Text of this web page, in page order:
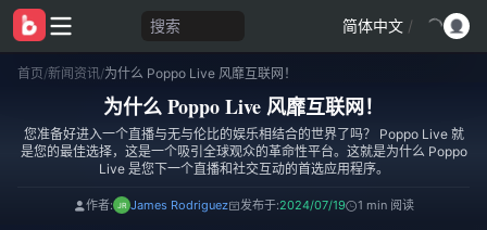
搜索 简体中文 /
首页/新闻资讯/为什么 Poppo Live 风靡互联网！
为什么 Poppo Live 风靡互联网！
您准备好进入一个直播与无与伦比的娱乐相结合的世界了吗？ Poppo Live 就
是您的最佳选择，这是一个吸引全球观众的革命性平台。这就是为什么 Poppo
Live 是您下一个直播和社交互动的首选应用程序。
作者: James Rodriguez 发布于:2024/07/19 1 min 阅读